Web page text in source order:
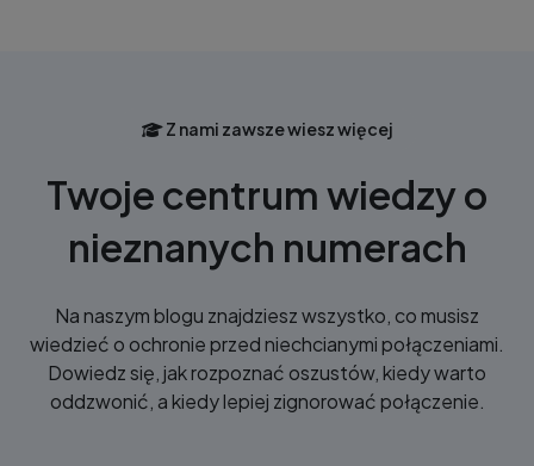
Z nami zawsze wiesz więcej
Twoje centrum wiedzy o
nieznanych numerach
Na naszym blogu znajdziesz wszystko, co musisz
wiedzieć o ochronie przed niechcianymi połączeniami.
Dowiedz się, jak rozpoznać oszustów, kiedy warto
oddzwonić, a kiedy lepiej zignorować połączenie.